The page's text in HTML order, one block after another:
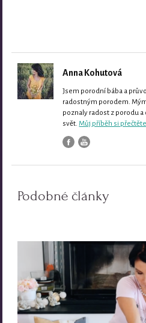
Anna Kohutová
Jsem porodní bába a
radostným porodem.
poznaly radost z porodu
svět.Můj příběh si
Podobné články